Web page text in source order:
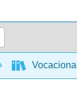
global
Vocacional